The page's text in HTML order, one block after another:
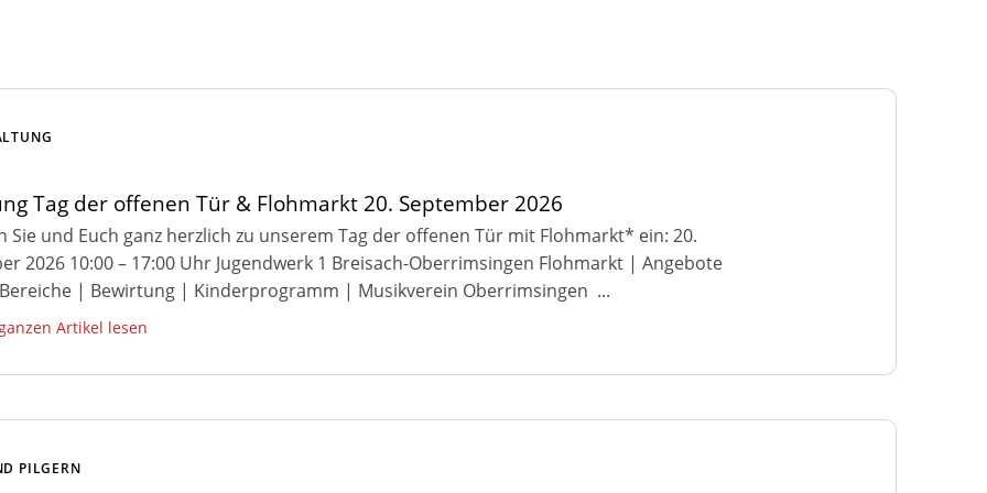
Schule Infos für Ehemalige/Careleaver
Alle Infos zu Ihrer Spende
Tag der offenen Tür & Flohmarkt 20. September 2026
Sie und Euch ganz herzlich zu unserem Tag der offenen Tür mit Flohmarkt* ein: 20.
2026 10:00 – 17:00 Uhr Jugendwerk 1 Breisach-Oberrimsingen Flohmarkt | Angebote
| Bewirtung | Kinderprogramm | Musikverein Oberrimsingen ...
Artikel lesen
PILGERN